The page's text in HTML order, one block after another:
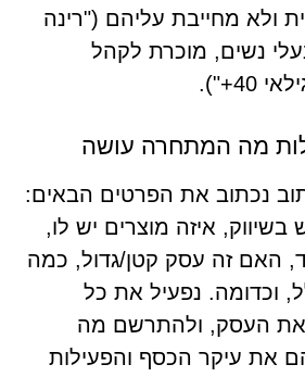
ולא מחייבת עליהם ("רינה
נשים, מוכרת לקהל
נכתוב את הפרטים הבאים:
איזה מוצרים יש לו,
האם זה עסק קטן/גדול, כמה
וכדומה. נפעיל את כל
את העסק, ולהתרשם מה
את עיקר הכסף והפעילות